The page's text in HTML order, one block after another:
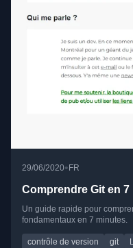
29/06/2020• FR
Comprendre Git en
Un guide rapide pour
fondamentaux en 7 minutes.
contrôle de version git